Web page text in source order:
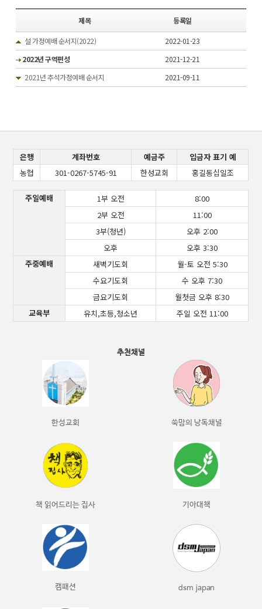
제목 등록일
설 가정예배 순서지(2022)
2022-01-23
2022년 구역편성
2021-12-21
2021년 추석가정예배 순서지
2021-09-11
은행 계좌번호 예금주
입금자 표기 예
농협
301-0267-5745-91 한성교회 홍길동십일조
주일예배 1부 오전
8:00
2부 오전
11:00
3부(청년)
오후 2:00
오후
오후 3:30
주중예배
새벽기도회
월-토 오전 5:30
수요기도회
수 오후 7:30
금요기도회
월첫금 오후 8:30
교육부
유치,초등,청소년 주일 오전 11:00
추천채널
한성교회 쑥맘의 낭독채널
책 읽어드리는 집사 기아대책
캠패션 dsm japan